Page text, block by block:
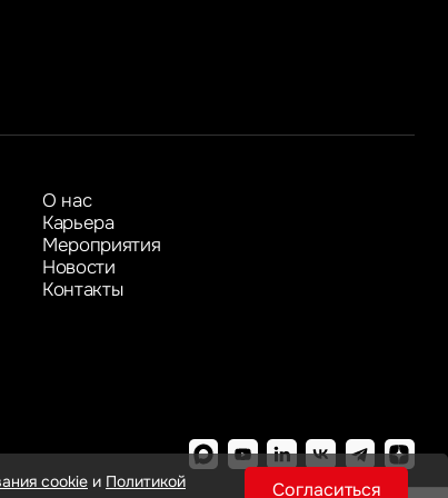
О нас
Карьера
Мероприятия
Новости
Контакты
cookie и Политикой Согласиться